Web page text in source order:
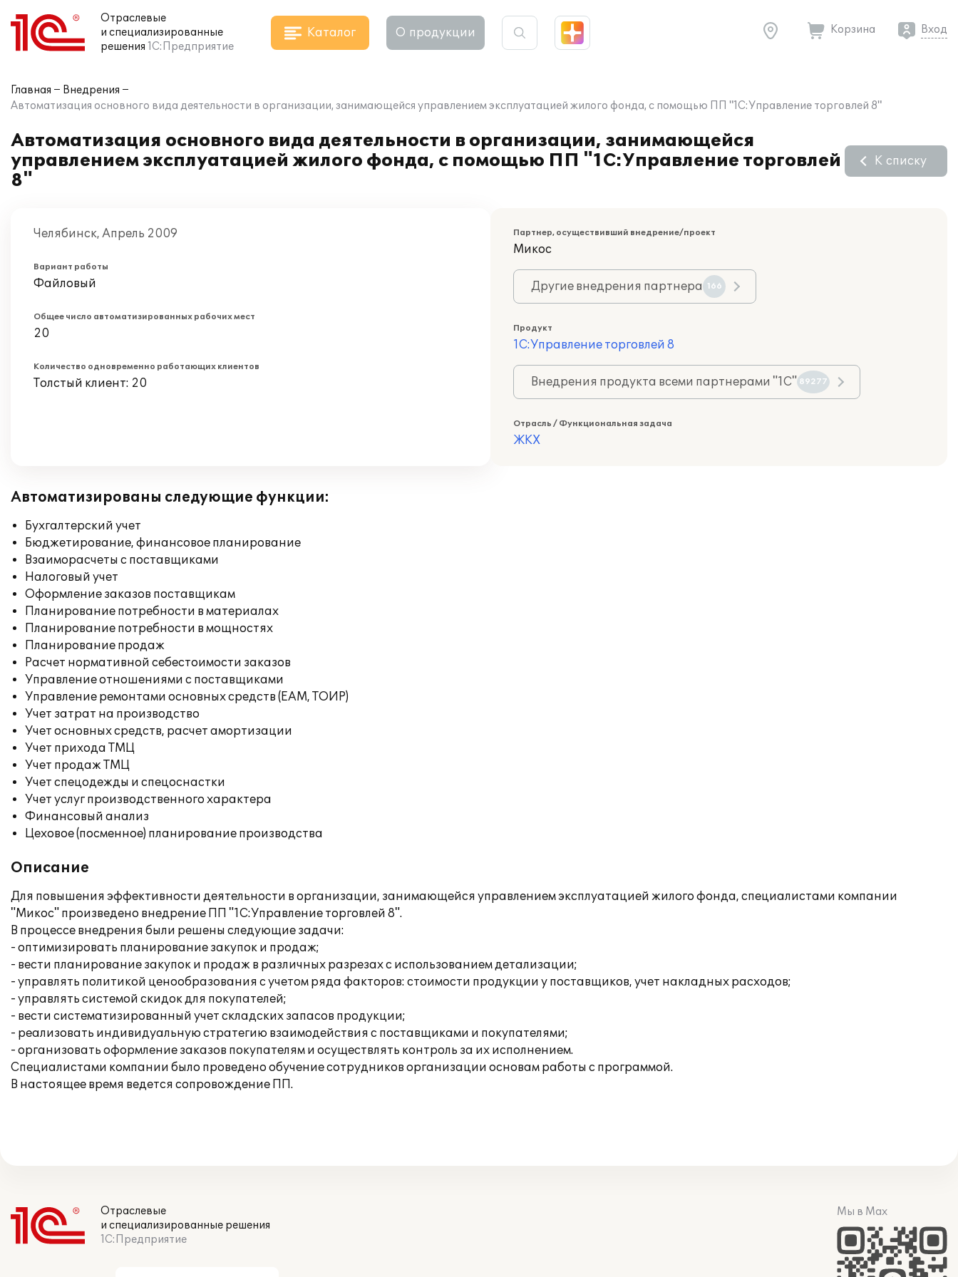
Отраслевые
и специализированные
решения 1С:Предприятие
Каталог О продукции Корзина Вход
Главная
Внедрения
Автоматизация основного вида деятельности в организации, занимающейся управлением эксплуатацией жилого фонда, с помощью ПП "1С:Управление торговлей 8"
Автоматизация основного вида деятельности в организации, занимающейся
управлением эксплуатацией жилого фонда, с помощью ПП "1С:Управление торговлей
8"
К списку
Челябинск, Апрель 2009
Вариант работы
Файловый
Общее число автоматизированных рабочих мест
20
Количество одновременно работающих клиентов
Толстый клиент: 20
Партнер, осуществивший внедрение/проект
Микос
Другие внедрения партнера 166
Продукт
1С:Управление торговлей 8
Внедрения продукта всеми партнерами "1С" 89277
Отрасль / Функциональная задача
ЖКХ
Автоматизированы следующие функции:
Бухгалтерский учет
Бюджетирование, финансовое планирование
Взаиморасчеты с поставщиками
Налоговый учет
Оформление заказов поставщикам
Планирование потребности в материалах
Планирование потребности в мощностях
Планирование продаж
Расчет нормативной себестоимости заказов
Управление отношениями с поставщиками
Управление ремонтами основных средств (EAM, ТОИР)
Учет затрат на производство
Учет основных средств, расчет амортизации
Учет прихода ТМЦ
Учет продаж ТМЦ
Учет спецодежды и спецоснастки
Учет услуг производственного характера
Финансовый анализ
Цеховое (посменное) планирование производства
Описание
Для повышения эффективности деятельности в организации, занимающейся управлением эксплуатацией жилого фонда, специалистами компании
"Микос" произведено внедрение ПП "1С:Управление торговлей 8".
В процессе внедрения были решены следующие задачи:
- оптимизировать планирование закупок и продаж;
- вести планирование закупок и продаж в различных разрезах с использованием детализации;
- управлять политикой ценообразования с учетом ряда факторов: стоимости продукции у поставщиков, учет накладных расходов;
- управлять системой скидок для покупателей;
- вести систематизированный учет складских запасов продукции;
- реализовать индивидуальную стратегию взаимодействия с поставщиками и покупателями;
- организовать оформление заказов покупателям и осуществлять контроль за их исполнением.
Специалистами компании было проведено обучение сотрудников организации основам работы с программой.
В настоящее время ведется сопровождение ПП.
Отраслевые
и специализированные решения
1С:Предприятие
Мы в Max